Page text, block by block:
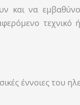
να
έννοιες του